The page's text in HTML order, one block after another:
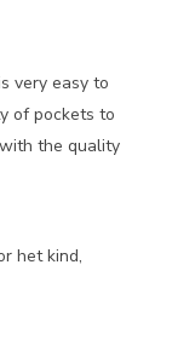
very easy to
of pockets to
the quality
het kind,